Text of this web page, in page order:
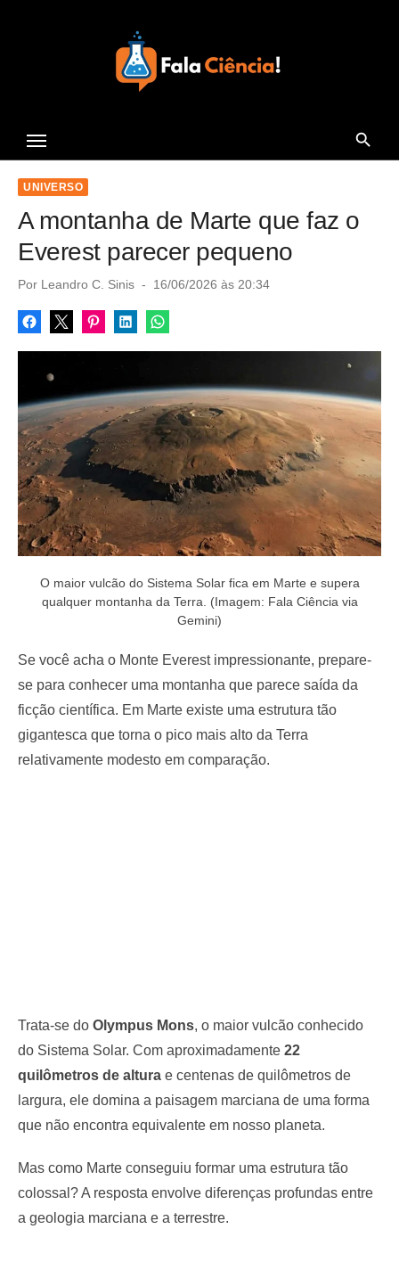
c
UNIVERSO
A montanha de Marte que faz o
Everest parecer pequeno
Por Leandro C. Sinis
P
s
t
n
16/06/2026 às 20:34
O maior vulcão do Sistema Solar fica em Marte e supera
qualquer montanha da Terra. (Imagem: Fala Ciência via
Gemini)
Se você acha o Monte Everest impressionante, prepare-
se para conhecer uma montanha que parece saída da
ficção científica. Em Marte existe uma estrutura tão
gigantesca que torna o pico mais alto da Terra
relativamente modesto em comparação.
Trata-se do Olympus Mons, o maior vulcão conhecido
do Sistema Solar. Com aproximadamente 22
quilômetros de altura e centenas de quilômetros de
largura, ele domina a paisagem marciana de uma forma
que não encontra equivalente em nosso planeta.
Mas como Marte conseguiu formar uma estrutura tão
colossal? A resposta envolve diferenças profundas entre
a geologia marciana e a terrestre.